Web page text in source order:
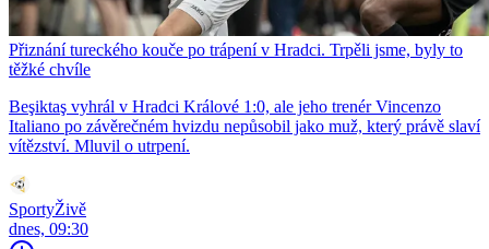
Přiznání tureckého kouče po trápení v Hradci. Trpěli jsme, byly to
těžké chvíle
Beşiktaş vyhrál v Hradci Králové 1:0, ale jeho trenér Vincenzo
Italiano po závěrečném hvizdu nepůsobil jako muž, který právě slaví
vítězství. Mluvil o utrpení.
SportyŽivě
dnes, 09:30